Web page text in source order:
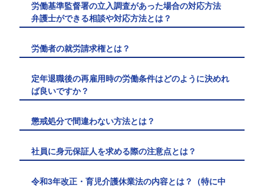
労働基準監督署の立入調査があった場合の対応方法
弁護士ができる相談や対応方法とは？
労働者の就労請求権とは？
定年退職後の再雇用時の労働条件はどのように決めれ
ば良いですか？
懲戒処分で間違わない方法とは？
社員に身元保証人を求める際の注意点とは？
令和3年改正・育児介護休業法の内容とは？（特に中